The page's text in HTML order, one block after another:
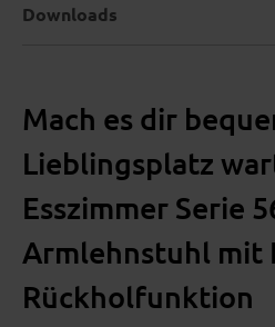
Mach es dir
Lieblingsplatz
Esszimmer Serie
Armlehnstuhl mit
Rückholfunktion
Downloads